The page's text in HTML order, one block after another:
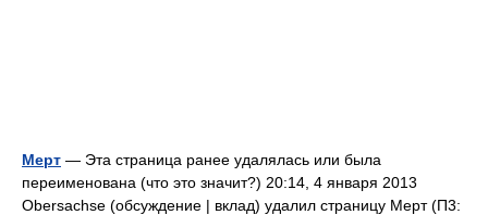
Мерт — Эта страница ранее удалялась или была
переименована (что это значит?) 20:14, 4 января 2013
Obersachse (обсуждение | вклад) удалил страницу Мерт (П3: